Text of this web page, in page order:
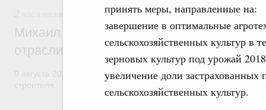
принять меры, направленные на:
завершение в оптимальные
сельскохозяйственных культур
зерновых культур под урожай
увеличение доли
сельскохозяйственных культур.
Регулирование в сфере строительства
Михаил Мишустин поздравил
отрасли с профессиональным
9 августа 2026 года отмечается профессиональный праздник